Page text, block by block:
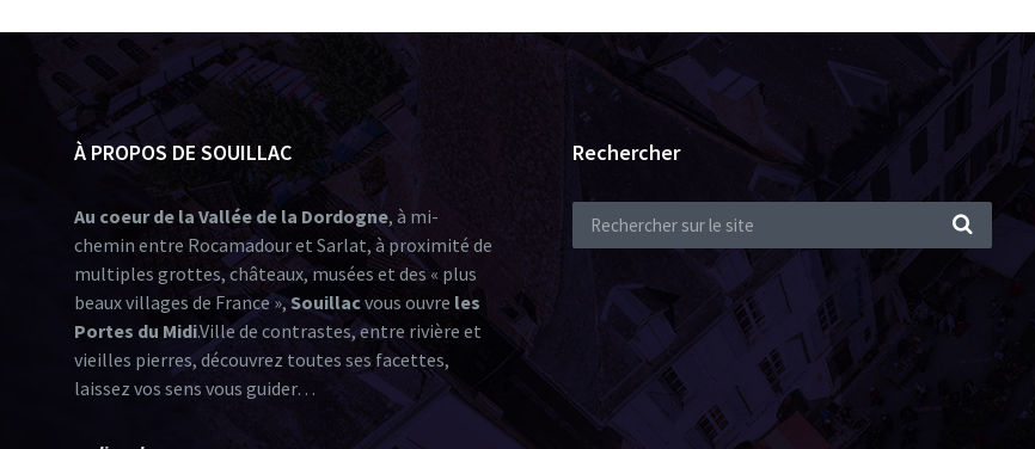
À PROPOS DE SOUILLAC
Au coeur de la Vallée de la Dordogne, à mi-
chemin entre Rocamadour et Sarlat, à proximité de
multiples grottes, châteaux, musées et des « plus
beaux villages de France »,Souillacvous ouvre les
Portes du Midi.Ville de contrastes, entre rivière et
vieilles pierres, découvrez toutes ses facettes,
laissez vos sens vous guider…
Rechercher